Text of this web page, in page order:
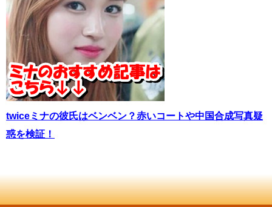
twiceミナの彼氏はベンベン？赤いコートや中国合成写真疑
惑を検証！